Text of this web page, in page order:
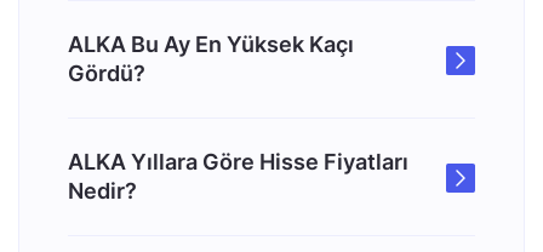
ALKA Bu Ay En Yüksek Kaçı
Gördü?
ALKA Yıllara Göre Hisse Fiyatları
Nedir?